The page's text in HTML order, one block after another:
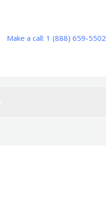
Make a call: 1 (888) 659-5502